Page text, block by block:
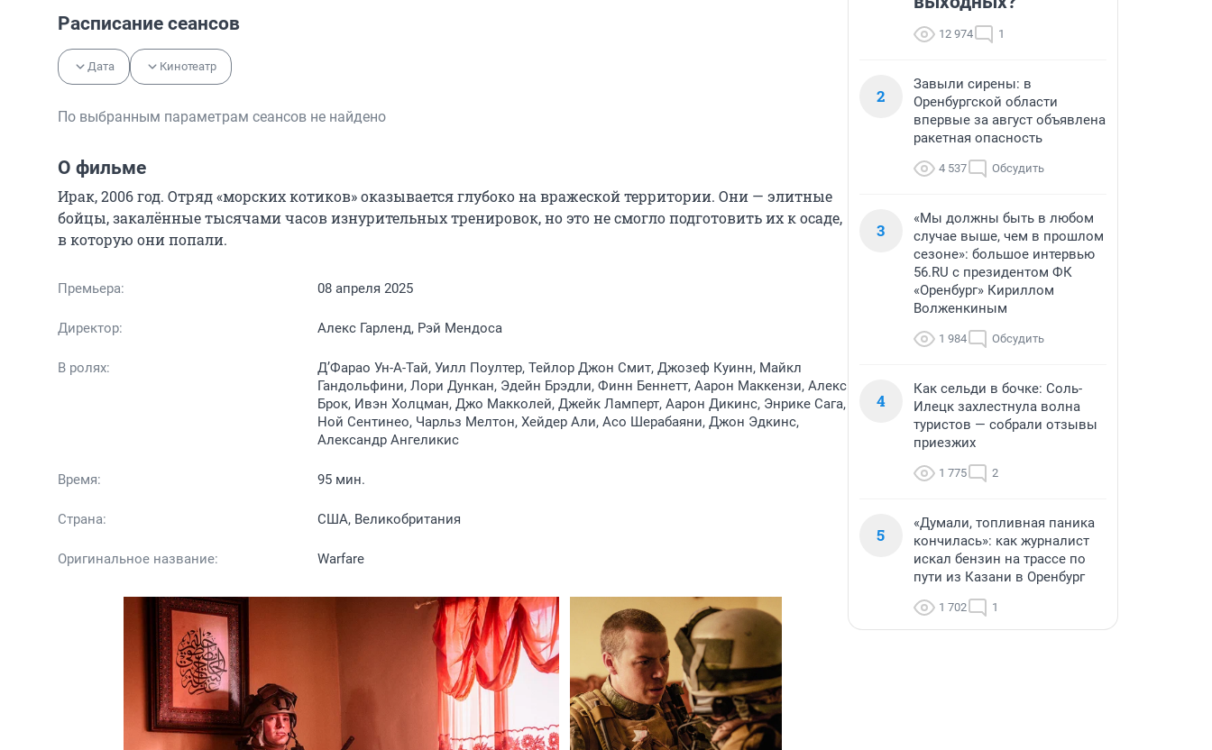
Расписание сеансов
Дата Кинотеатр
По выбранным параметрам сеансов не найдено
О фильме
Ирак, 2006 год. Отряд «морских котиков» оказывается глубоко на вражеской территории. Они — элитные
бойцы, закалённые тысячами часов изнурительных тренировок, но это не смогло подготовить их к осаде,
в которую они попали.
Премьера: 08 апреля 2025
Директор: Алекс Гарленд, Рэй Мендоса
В ролях:
Д’Фарао Ун-А-Тай, Уилл Поултер, Тейлор Джон Смит, Джозеф Куинн, Майкл
Гандольфини, Лори Дункан, Эдейн Брэдли, Финн Беннетт, Аарон Маккензи, Алекс
Брок, Ивэн Холцман, Джо Макколей, Джейк Ламперт, Аарон Дикинс, Энрике Сага,
Ной Сентинео, Чарльз Мелтон, Хейдер Али, Асо Шерабаяни, Джон Эдкинс,
Александр Ангеликис
Время: 95 мин.
Страна: США, Великобритания
Оригинальное название: Warfare
12 974 1
2
Завыли сирены: в
Оренбургской области
впервые за август объявлена
ракетная опасность
4 537 Обсудить
3
«Мы должны быть в любом
случае выше, чем в прошлом
сезоне»: большое интервью
56.RU с президентом ФК
«Оренбург» Кириллом
Волженкиным
1 984 Обсудить
4
Как сельди в бочке: Соль-
Илецк захлестнула волна
туристов — собрали отзывы
приезжих
1 775 2
5
«Думали, топливная паника
кончилась»: как журналист
искал бензин на трассе по
пути из Казани в Оренбург
1 702 1